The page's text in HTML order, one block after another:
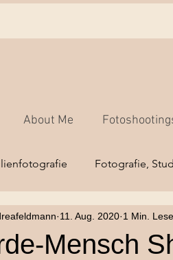
About Me
Fotografie,
Kinderfotos Fotokamera-
Mensch
11. Aug. 2020 1 Min.